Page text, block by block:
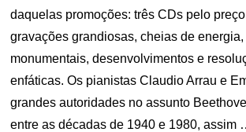
daquelas promoções: três CDs pelo
gravações grandiosas, cheias de
monumentais, desenvolvimentos e
enfáticas. Os pianistas Claudio Arrau e
grandes autoridades no assunto
entre as décadas de 1940 e 1980, assim